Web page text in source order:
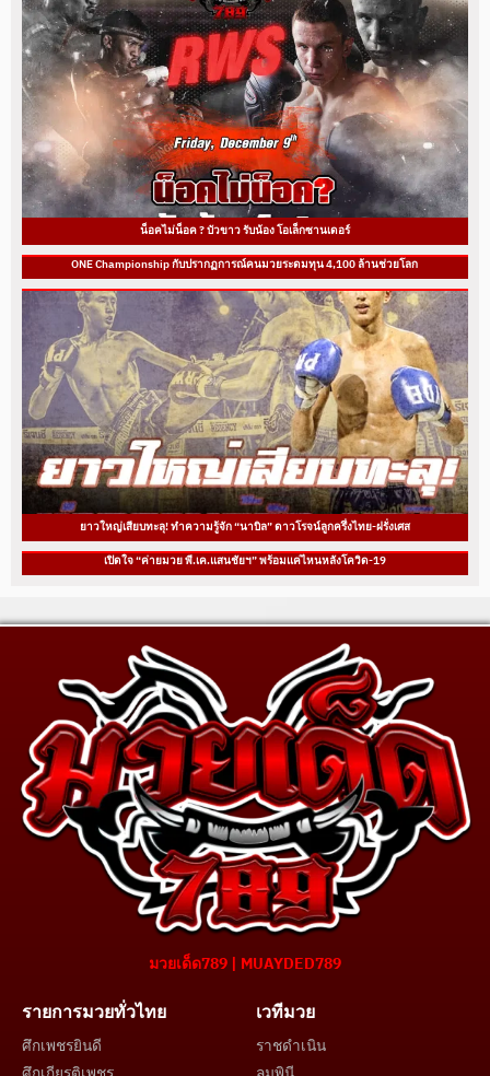
น็อคไม่น็อค ? บัวขาว รับน้อง โอเล็กซานเดอร์
ONE Championship กับปรากฏการณ์คนมวยระดมทุน 4,100 ล้านช่วยโลก
ยาวใหญ่เสียบทะลุ! ทำความรู้จัก “นาบิล” ดาวโรจน์ลูกครึ่งไทย-ฝรั่งเศส
เปิดใจ “ค่ายมวย พี.เค.แสนชัยฯ” พร้อมแค่ไหนหลังโควิด-19
มวยเด็ด789 | MUAYDED789
รายการมวยทั่วไทย
ศึกเพชรยินดี
เวทีมวย
ราชดำเนิน